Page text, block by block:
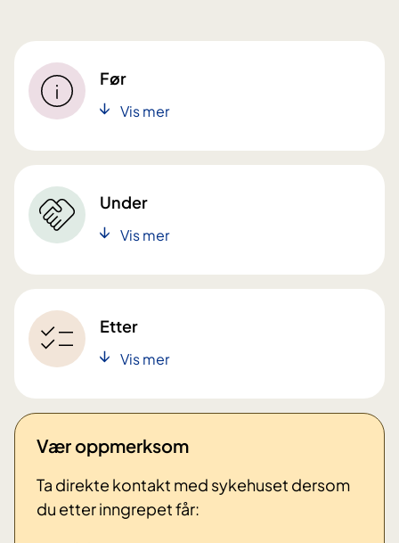
Før
Vis mer
Under
Vis mer
Etter
Vis mer
Vær oppmerksom
Ta direkte kontakt med sykehuset dersom
du etter inngrepet får: